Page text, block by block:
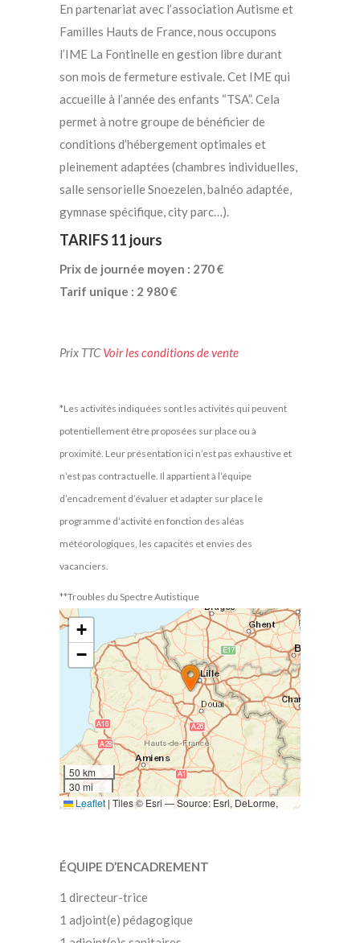
En partenariat avec l’association Autisme et
Familles Hauts de France, nous occupons
l’IME La Fontinelle en gestion libre durant
son mois de fermeture estivale. Cet IME qui
accueille à l’année des enfants “TSA”. Cela
permet à notre groupe de bénéficier de
conditions d’hébergement optimales et
pleinement adaptées (chambres individuelles,
salle sensorielle Snoezelen, balnéo adaptée,
gymnase spécifique, city parc…).
TARIFS 11 jours
Prix de journée moyen : 270 €
Tarif unique : 2 980 €
Prix TTCVoir les conditions de vente
*Les activités indiquées sont les activités qui peuvent
potentiellement être proposées sur place ou à
proximité. Leur présentation ici n’est pas exhaustive et
n’est pas contractuelle. Il appartient à l’équipe
d’encadrement d’évaluer et adapter sur place le
programme d’activité en fonction des aléas
météorologiques, les capacités et envies des
vacanciers.
**Troubles du Spectre Autistique
+
−
50 km
30 mi
Leaflet | Tiles © Esri — Source: Esri, DeLorme,
ÉQUIPE D’ENCADREMENT
1 directeur-trice
1 adjoint(e) pédagogique